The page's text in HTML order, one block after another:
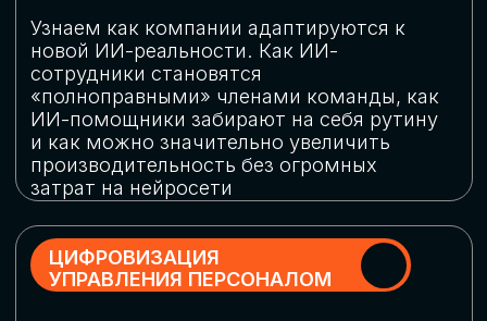
огромную статью затрат
ОБЛАЧНЫЕ ТЕХНОЛОГИИ
Подискутируем, какие облачные решения
существуют на рынке и почему
использование мультиоблачных моделей
не только снижает затраты, но и
«пересборки» бизнес-моделей